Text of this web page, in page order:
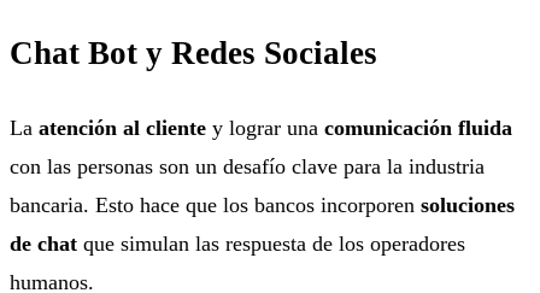
Chat Bot y Redes Sociales
La atención al cliente y lograr una comunicación fluida
con las personas son un desafío clave para la industria
bancaria. Esto hace que los bancos incorporen soluciones
de chat que simulan las respuesta de los operadores
humanos.